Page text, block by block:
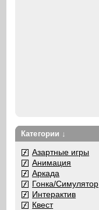
Категории ↓
Азартные игры
Анимация
Аркада
Гонка/Симулятор
Интерактив
Квест